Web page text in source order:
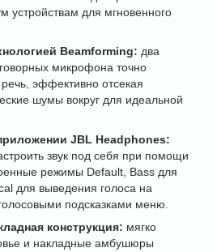
устройствам для мгновенного
Beamforming: два
микрофона точно
эффективно отсекая
шумы вокруг для идеальной
JBL Headphones:
звук под себя при помощи
режимы Default, Bass для
для выведения голоса на
подсказками меню.
конструкция: мягко
и накладные амбушюры